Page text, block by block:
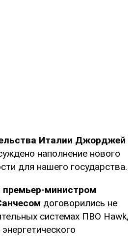
Италии Джорджей
наполнение нового
для нашего государства.
премьер-министром
договорились не
системах ПВО Hawk,